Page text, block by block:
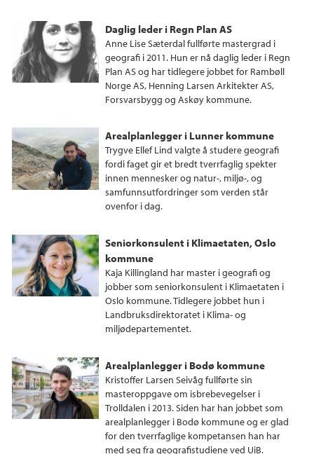
Daglig leder i Regn Plan AS
Anne Lise Sæterdal fullførte mastergrad i
geografi i 2011. Hun er nå daglig leder i Regn
Plan AS og har tidlegere jobbet for Rambøll
Norge AS, Henning Larsen Arkitekter AS,
Forsvarsbygg og Askøy kommune.
Arealplanlegger i Lunner kommune
Trygve Ellef Lind valgte å studere geografi
fordi faget gir et bredt tverrfaglig spekter
innen mennesker og natur-, miljø-, og
samfunnsutfordringer som verden står
ovenfor i dag.
Seniorkonsulent i Klimaetaten, Oslo
kommune
Kaja Killingland har master i geografi og
jobber som seniorkonsulent i Klimaetaten i
Oslo kommune. Tidlegere jobbet hun i
Landbruksdirektoratet i Klima- og
miljødepartementet.
Arealplanlegger i Bodø kommune
Kristoffer Larsen Seivåg fullførte sin
masteroppgave om isbrebevegelser i
Trolldalen i 2013. Siden har han jobbet som
arealplanlegger i Bodø kommune og er glad
for den tverrfaglige kompetansen han har
med seg fra geografistudiene ved UiB.